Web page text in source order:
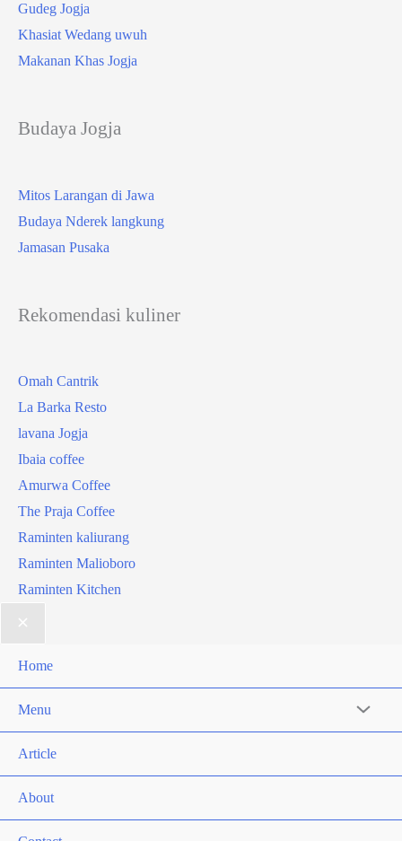
Gudeg Jogja
Khasiat Wedang uwuh
Makanan Khas Jogja
Budaya Jogja
Mitos Larangan di Jawa
Budaya Nderek langkung
Jamasan Pusaka
Rekomendasi kuliner
Omah Cantrik
La Barka Resto
lavana Jogja
Ibaia coffee
Amurwa Coffee
The Praja Coffee
Raminten kaliurang
Raminten Malioboro
Raminten Kitchen
Home
Menu
Article
About